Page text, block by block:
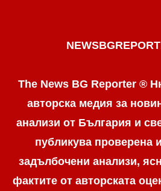
The News BG Reporter ®
авторска медия за
анализи от България и
публикува проверена
задълбочени анализи,
фактите от авторската